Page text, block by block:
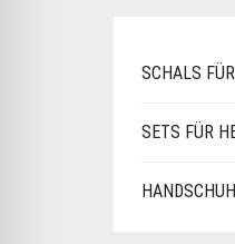
SCHALS
SETS FÜR